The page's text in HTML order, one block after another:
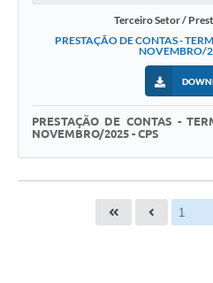
Terceiro Setor /
PRESTAÇÃO DE CONTAS -
NOVEMBRO/
PRESTAÇÃO DE CONTAS -
NOVEMBRO/2025 - CPS